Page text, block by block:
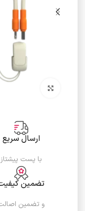
ارسال سریع
با پست پیشتاز
تضمین
و تضمین